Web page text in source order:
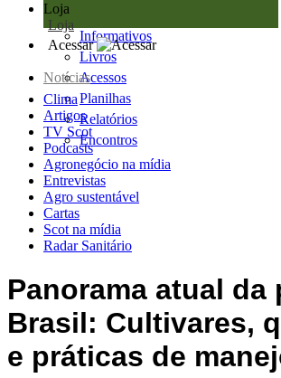
Loja
Loja
Informativos
Livros
Acessos
Planilhas
Relatórios
Encontros
Acessar
Notícias
Clima
Artigos
TV Scot
Podcasts
Agronegócio na mídia
Entrevistas
Agro sustentável
Cartas
Scot na mídia
Radar Sanitário
Panorama atual
Brasil: Cultivares,
e práticas de